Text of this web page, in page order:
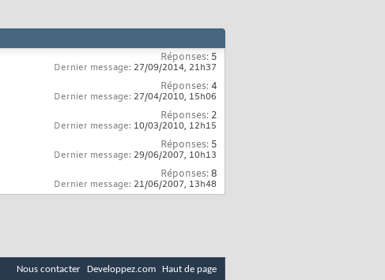
Réponses: 5
Dernier message: 27/09/2014, 21h37
Réponses:4
Dernier message: 27/04/2010, 15h06
Réponses: 2
Dernier message: 10/03/2010, 12h15
Réponses: 5
Dernier message: 29/06/2007, 10h13
Réponses:8
Dernier message: 21/06/2007, 13h48
Nous contacter Developpez.com Haut de page